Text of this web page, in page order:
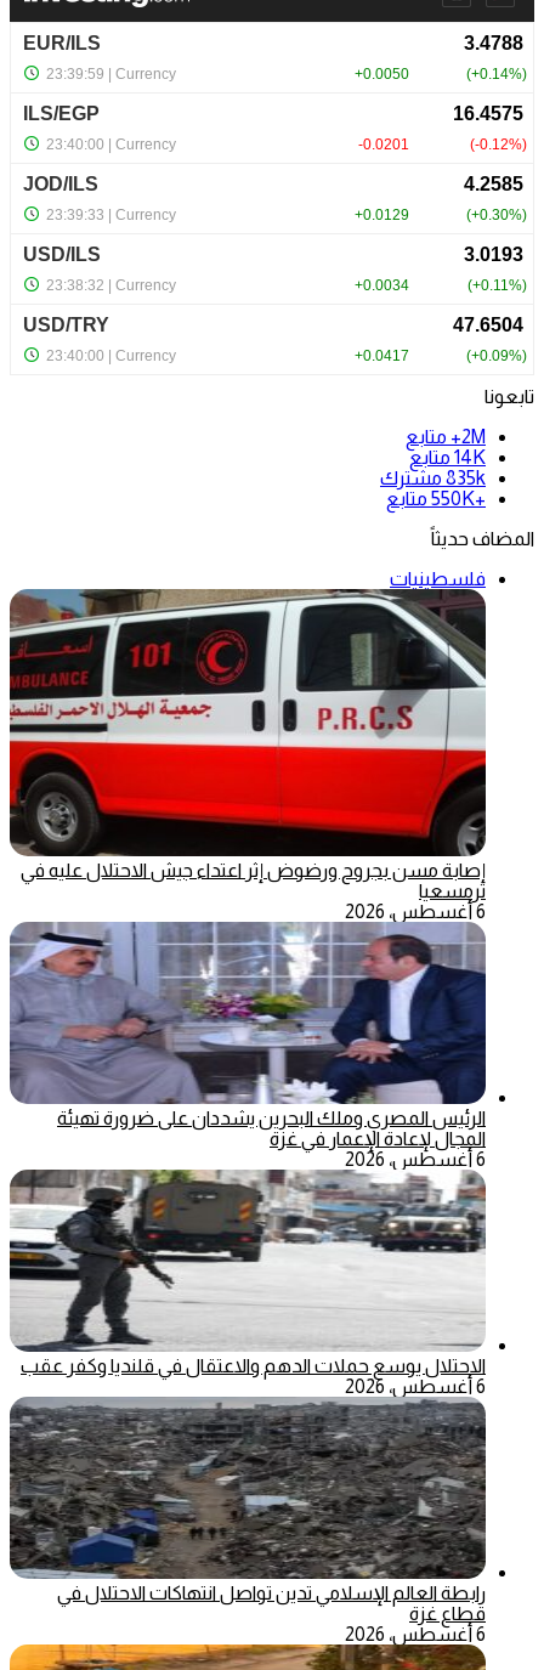
تابعونا
2M+
متابع
14K متابع
835k مشترك
+550K
متابع
المضاف حديثاً
فلسطينيات
إصابة مسن بجروح ورضوض إثر اعتداء جيش الاحتلال عليه في
ترمسعيا
6 أغسطس، 2026
الرئيس المصري وملك البحرين يشددان على ضرورة تهيئة
المجال لإعادة الإعمار في غزة
6 أغسطس، 2026
الاحتلال يوسع حملات الدهم والاعتقال في قلنديا وكفر عقب
6 أغسطس، 2026
رابطة العالم الإسلامي تدين تواصل انتهاكات الاحتلال في
قطاع غزة
6 أغسطس، 2026